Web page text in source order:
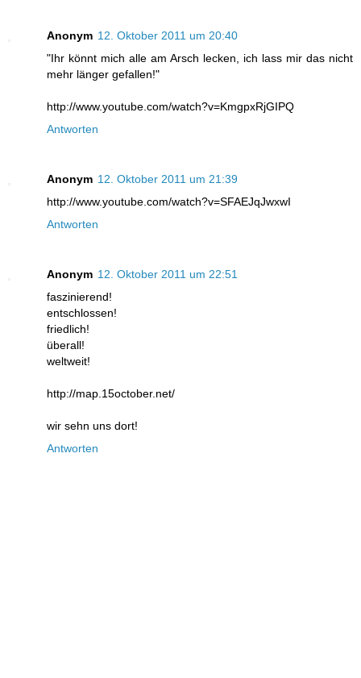
Anonym 12. Oktober 2011 um 20:40
"Ihr könnt mich alle am Arsch lecken, ich lass mir das nicht
mehr länger gefallen!"
http://www.youtube.com/watch?v=KmgpxRjGIPQ
Antworten
Anonym 12. Oktober 2011 um 21:39
http://www.youtube.com/watch?v=SFAEJqJwxwI
Antworten
Anonym 12. Oktober 2011 um 22:51
faszinierend!
entschlossen!
friedlich!
überall!
weltweit!
http://map.15october.net/
wir sehn uns dort!
Antworten